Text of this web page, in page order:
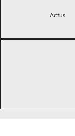
Actus